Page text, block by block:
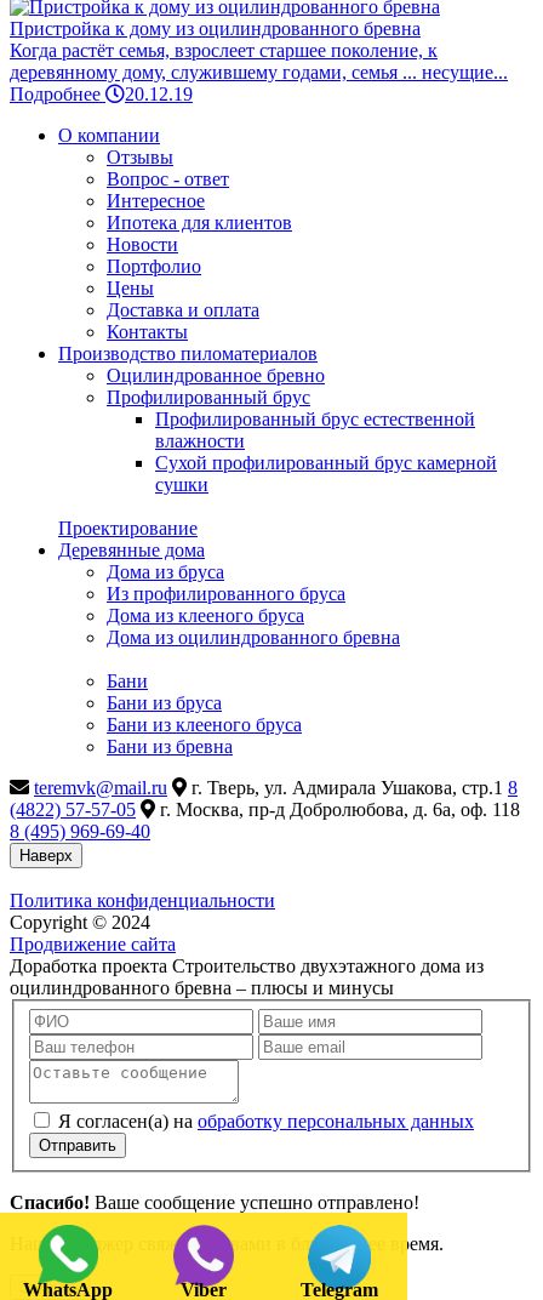
Пристройка к дому из оцилиндрованного бревна
Когда растёт семья, взрослеет старшее поколение, к
деревянному дому, служившему годами, семья ... несущие...
Подробнее
20.12.19
О компании
Отзывы
Вопрос - ответ
Интересное
Ипотека для клиентов
Новости
Портфолио
Цены
Доставка и оплата
Контакты
Производство пиломатериалов
Оцилиндрованное бревно
Профилированный брус
Профилированный брус естественной
влажности
Сухой профилированный брус камерной
сушки
Проектирование
Деревянные дома
Дома из бруса
Из профилированного бруса
Дома из клееного бруса
Дома из оцилиндрованного бревна
Бани
Бани из бруса
Бани из клееного бруса
Бани из бревна
teremvk@mail.ru
г. Тверь, ул. Адмирала Ушакова, стр.1 8
(4822) 57-57-05
г. Москва, пр-д Добролюбова, д. 6а, оф. 118
8 (495) 969-69-40
Наверх
Политика конфиденциальности
Copyright © 2024
Продвижение сайта
Доработка проекта Строительство двухэтажного дома из
оцилиндрованного бревна – плюсы и минусы
Я согласен(а) на обработку персональных данных
Отправить
Спасибо! Ваше сообщение успешно отправлено!
Наш менеджер свяжется с вами в ближайшее время.
Закрыть
WhatsApp Viber Telegram